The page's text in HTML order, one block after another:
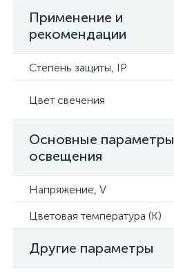
Применение и
рекомендации
Степень защиты, IP
Цвет свечения
Основные параметры
освещения
Напряжение, V
Цветовая температура (К)
Другие параметры